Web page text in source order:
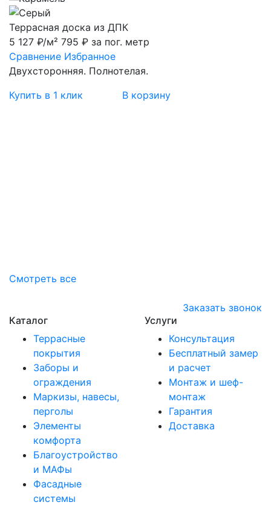
Террасная доска из ДПК
5 127 ₽/м² 795 ₽ за пог. метр
Сравнение Избранное
Двухсторонняя. Полнотелая.
Купить в 1 клик
В корзину
Смотреть все
Заказать звонок
Каталог
Террасные
покрытия
Заборы и
ограждения
Маркизы, навесы,
перголы
Элементы
комфорта
Благоустройство
и МАФы
Фасадные
системы
Услуги
Консультация
Бесплатный замер
и расчет
Монтаж и шеф-
монтаж
Гарантия
Доставка